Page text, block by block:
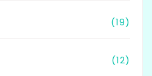
(19)
(12)